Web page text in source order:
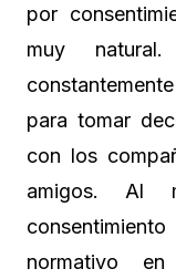
por
muy
para tomar
con los
amigos. Al
normativo